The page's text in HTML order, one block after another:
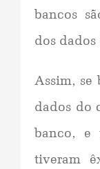
bancos
dos dados
Assim, se
dados do
banco, e
tiveram